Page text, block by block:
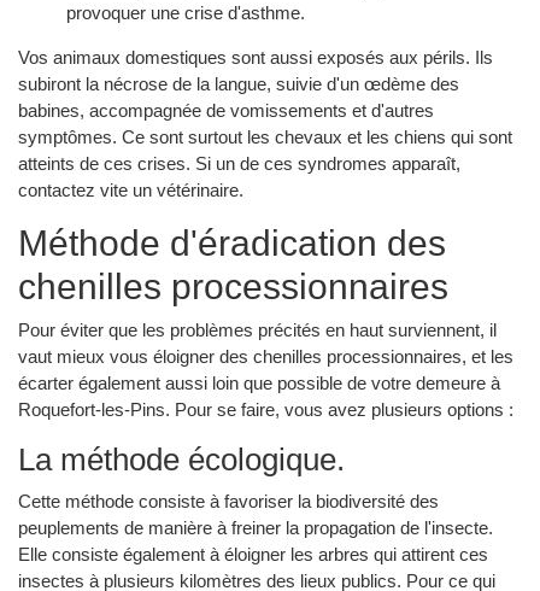
provoquer une crise d'asthme.
Vos animaux domestiques sont aussi exposés aux périls. Ils
subiront la nécrose de la langue, suivie d'un œdème des
babines, accompagnée de vomissements et d'autres
symptômes. Ce sont surtout les chevaux et les chiens qui sont
atteints de ces crises. Si un de ces syndromes apparaît,
contactez vite un vétérinaire.
Méthode d'éradication des
chenilles processionnaires
Pour éviter que les problèmes précités en haut surviennent, il
vaut mieux vous éloigner des chenilles processionnaires, et les
écarter également aussi loin que possible de votre demeure à
Roquefort-les-Pins. Pour se faire, vous avez plusieurs options :
La méthode écologique.
Cette méthode consiste à favoriser la biodiversité des
peuplements de manière à freiner la propagation de l'insecte.
Elle consiste également à éloigner les arbres qui attirent ces
insectes à plusieurs kilomètres des lieux publics. Pour ce qui